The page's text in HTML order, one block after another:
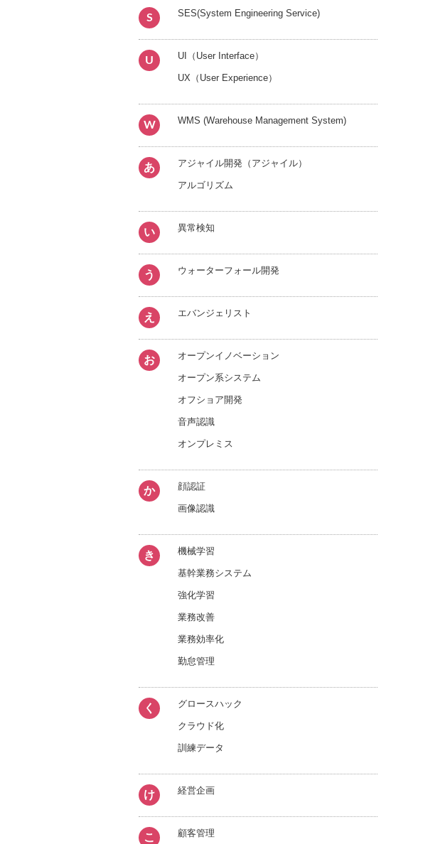
S SES(System Engineering Service)
U UI（User Interface）
UX（User Experience）
W WMS (Warehouse Management System)
あ アジャイル開発（アジャイル）
アルゴリズム
い 異常検知
う ウォーターフォール開発
え エバンジェリスト
お オープンイノベーション
オープン系システム
オフショア開発
音声認識
オンプレミス
か 顔認証
画像認識
き 機械学習
基幹業務システム
強化学習
業務改善
業務効率化
勤怠管理
く グロースハック
クラウド化
訓練データ
け 経営企画
こ 顧客管理